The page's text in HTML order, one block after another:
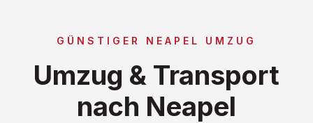
GÜNSTIGER NEAPEL UMZUG
Umzug & Transport
nach Neapel